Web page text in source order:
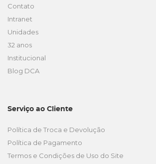
Contato
Intranet
Unidades
32 anos
Institucional
Blog DCA
Serviço ao Cliente
Política de Troca e Devolução
Política de Pagamento
Termos e Condições de Uso do Site